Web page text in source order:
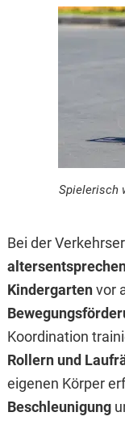
Spielerisch
Bei der
Kindergartenvor
Koordination
Rollern und
eigenen Körper
Beschleunigung